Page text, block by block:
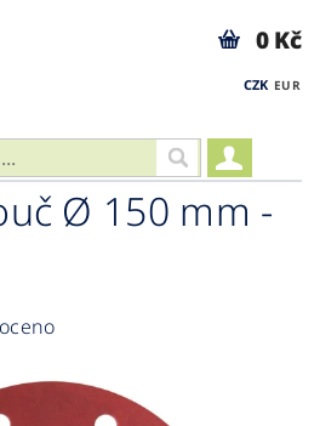
CZK EUR
0 Kč
Ø 150 mm -